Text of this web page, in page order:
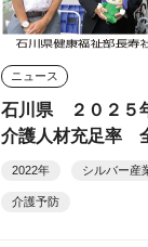
ニュース
石川県 ２０２５
介護人材充足率
プ2022年 シルバー産
介護予防